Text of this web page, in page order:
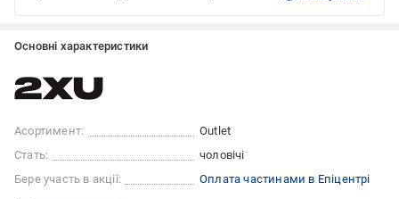
Основні характеристики
Асортимент:
Outlet
Стать:
чоловічі
Бере участь в акції:
Оплата частинами в Епіцентрі